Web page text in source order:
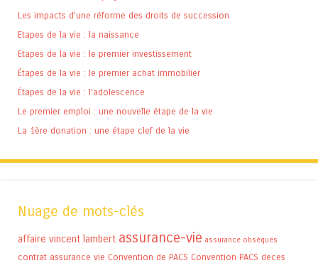
Les impacts d’une réforme des droits de succession
Etapes de la vie : la naissance
Etapes de la vie : le premier investissement
Étapes de la vie : le premier achat immobilier
Étapes de la vie : l’adolescence
Le premier emploi : une nouvelle étape de la vie
La 1ère donation : une étape clef de la vie
Nuage de mots-clés
affaire vincent lambert assurance-vie assurance obsèques
contrat assurance vie Convention de PACS Convention PACS deces